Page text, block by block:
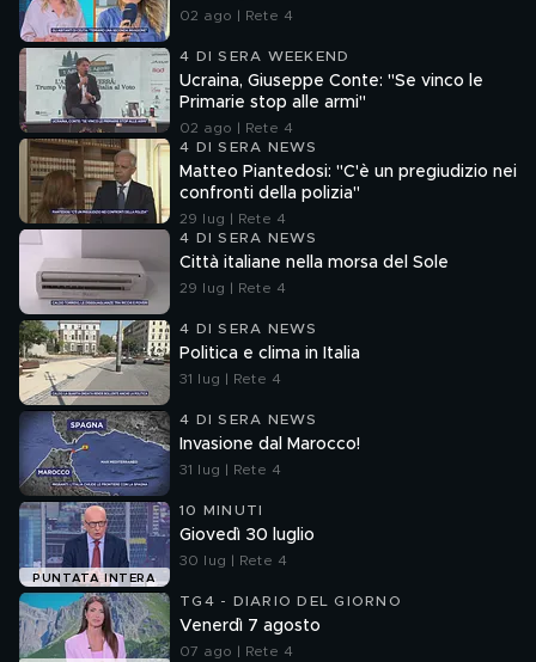
02 ago | Rete 4
4 DI SERA WEEKEND
Ucraina, Giuseppe Conte: "Se vinco le
Primarie stop alle armi"
02 ago | Rete 4
4 DI SERA NEWS
Matteo Piantedosi: "C'è un pregiudizio nei
confronti della polizia"
29 lug | Rete 4
4 DI SERA NEWS
Città italiane nella morsa del Sole
29 lug | Rete 4
4 DI SERA NEWS
Politica e clima in Italia
31 lug | Rete 4
4 DI SERA NEWS
Invasione dal Marocco!
31 lug | Rete 4
PUNTATA INTERA
10 MINUTI
Giovedì 30 luglio
30 lug | Rete 4
TG4 - DIARIO DEL GIORNO
Venerdì 7 agosto
07 ago | Rete 4